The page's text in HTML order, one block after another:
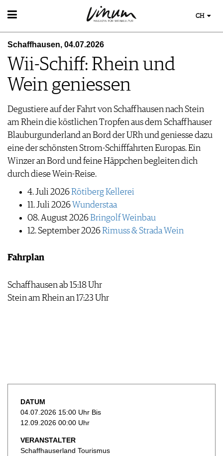
WEIN
WEINSUCHE
GUIDE WEINGÜTER
WINETRADECLUB
WINZER
TRINKREIFETABELLE
UNIQUE WINERIES
CLUB LES DOMAINES
WEINWISSEN
WEINREGIONEN
WEINLEXIKON
WEINGESCHICHTE
WEINLAGERUNG
INFOGRAFIKEN
TIPPS & TRICKS
NEWS
EVENTS
EVENTKALENDER
ESSEN & TRINKEN
FOOD PAIRING TIPPS
FOOD PAIRING TABELLE
KULINARIK
REZEPTE
HOTSPOTS
WEINREISEN
MAGAZIN
REPORTAGEN
KLARTEXT
EXTRAS
ABO
ARCHIV
APPS
VIDEOS
BILDSTRECKEN
BÜCHER
NEWS
WEINWIRTSCHAFT
WEINSZENE
VINOPHILES
ANMELDEN
AWARDS
VORTEILSWELT
TRINKREIFETABELLE
PRESSE
FAQ
CH
Schaffhausen, 04.07.2026
Wii-Schiff: Rhein und
Wein geniessen
Degustiere auf der Fahrt von Schaffhausen nach Stein
am Rhein die köstlichen Tropfen aus dem Schaffhauser
Blauburgunderland an Bord der URh und geniesse dazu
eine der schönsten Strom-Schifffahrten Europas. Ein
Winzer an Bord und feine Häppchen begleiten dich
durch diese Wein-Reise.
4. Juli 2026Rötiberg Kellerei
11. Juli 2026 Wunderstaa
08. August 2026Bringolf Weinbau
12. September 2026Rimuss & Strada Wein
Fahrplan
Schaffhausen ab 15:18 Uhr
Stein am Rhein an 17:23 Uhr
DATUM
04.07.2026 15:00 Uhr Bis
12.09.2026 00:00 Uhr
VERANSTALTER
Schaffhauserland Tourismus